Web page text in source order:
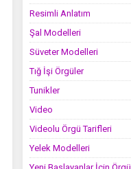
Resimli Anlatım
Şal Modelleri
Süveter Modelleri
Tığ İşi Örgüler
Tunikler
Video
Videolu Örgü Tarifleri
Yelek Modelleri